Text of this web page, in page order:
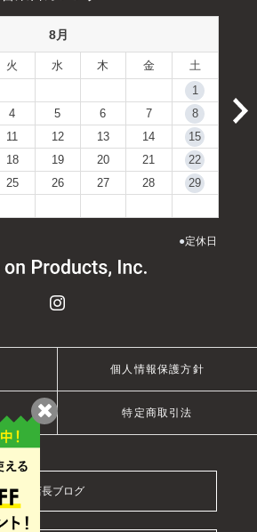
8月
火 水 木 金
土
1
4 5 6 7
8
11 12 13 14
15
18 19 20 21
22
25 26 27 28
29
●定休日
個人情報保護方針
特定商取引法
店長ブログ